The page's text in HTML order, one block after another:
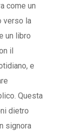
come un
verso la
un libro
il
e
Questa
dietro
signora